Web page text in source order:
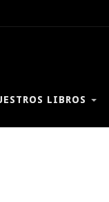
LIBROS